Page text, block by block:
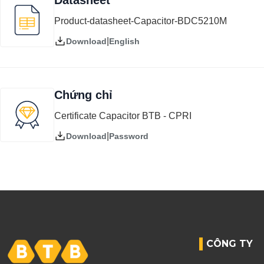
Product-datasheet-Capacitor-BDC5210M
Download English
Chứng chỉ
Certificate Capacitor BTB - CPRI
Download Password
CÔNG TY